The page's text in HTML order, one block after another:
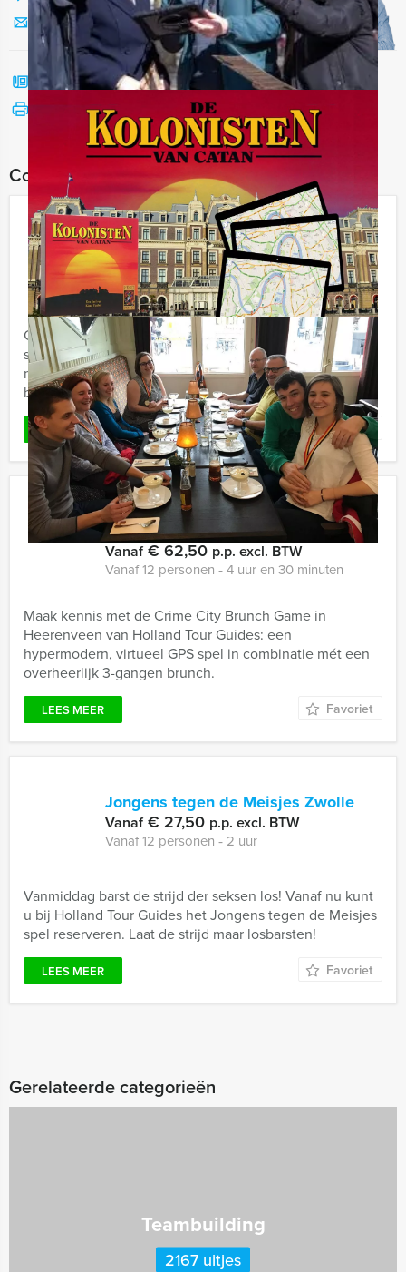
Stuur ons een mailtje
Bel mij terug
Bekijk printbare versie
Combineer dit uitje met:
Hunted Tablet Lunchgame in
Hilversum
Vanaf€ 62,50 p.p. excl. BTW
Vanaf 12 personen ‐ 4 uur en 30 minuten
Gezellig eten en drinken en tussendoor een spannend
stadsspel spelen. Dat klinkt als de ideale
middagbesteding of niet? Wij van Holland Tour Guides
bieden deze ...
LEES MEER Favoriet
Crime City Brunch Game in
Heerenveen
Vanaf€ 62,50 p.p. excl. BTW
Vanaf 12 personen ‐ 4 uur en 30 minuten
Maak kennis met de Crime City Brunch Game in
Heerenveen van Holland Tour Guides: een
hypermodern, virtueel GPS spel in combinatie mét een
overheerlijk 3-gangen brunch.
LEES MEER Favoriet
Jongens tegen de Meisjes Zwolle
Vanaf€ 27,50 p.p. excl. BTW
Vanaf 12 personen ‐ 2 uur
Vanmiddag barst de strijd der seksen los! Vanaf nu kunt
u bij Holland Tour Guides het Jongens tegen de Meisjes
spel reserveren. Laat de strijd maar losbarsten!
LEES MEER Favoriet
Gerelateerde categorieën
Teambuilding
2167 uitjes